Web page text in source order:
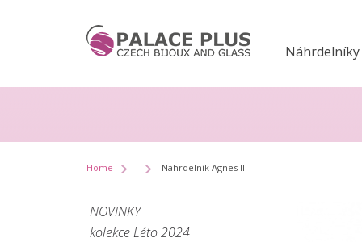
Náhrdelníky
Home Náhrdelník Agnes III
NOVINKY
kolekce Léto 2024